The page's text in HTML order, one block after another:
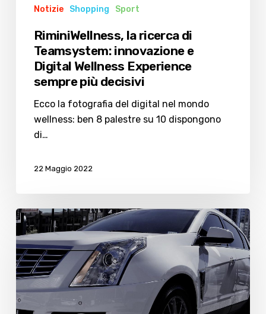
Notizie Shopping Sport
RiminiWellness, la ricerca di
Teamsystem: innovazione e
Digital Wellness Experience
sempre più decisivi
Ecco la fotografia del digital nel mondo
wellness: ben 8 palestre su 10 dispongono
di…
22 Maggio 2022
L’auto
usata
a
portata
di…
scelta:
il